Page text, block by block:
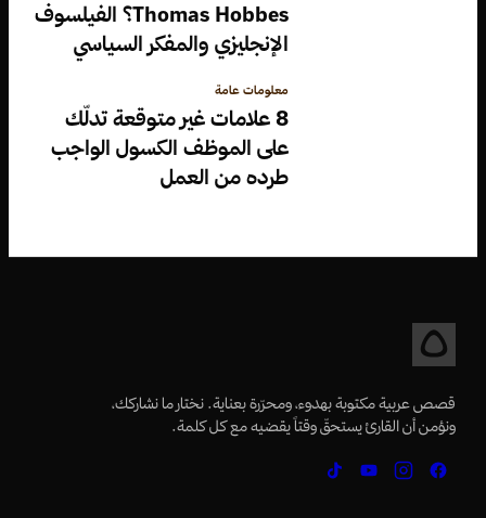
Thomas Hobbes؟ الفيلسوف
الإنجليزي والمفكر السياسي
معلومات عامة
8 علامات غير متوقعة تدلّك
على الموظف الكسول الواجب
طرده من العمل
قصص عربية مكتوبة بهدوء، ومحرّرة بعناية. نختار ما نشاركك،
ونؤمن أن القارئ يستحقّ وقتاً يقضيه مع كل كلمة.